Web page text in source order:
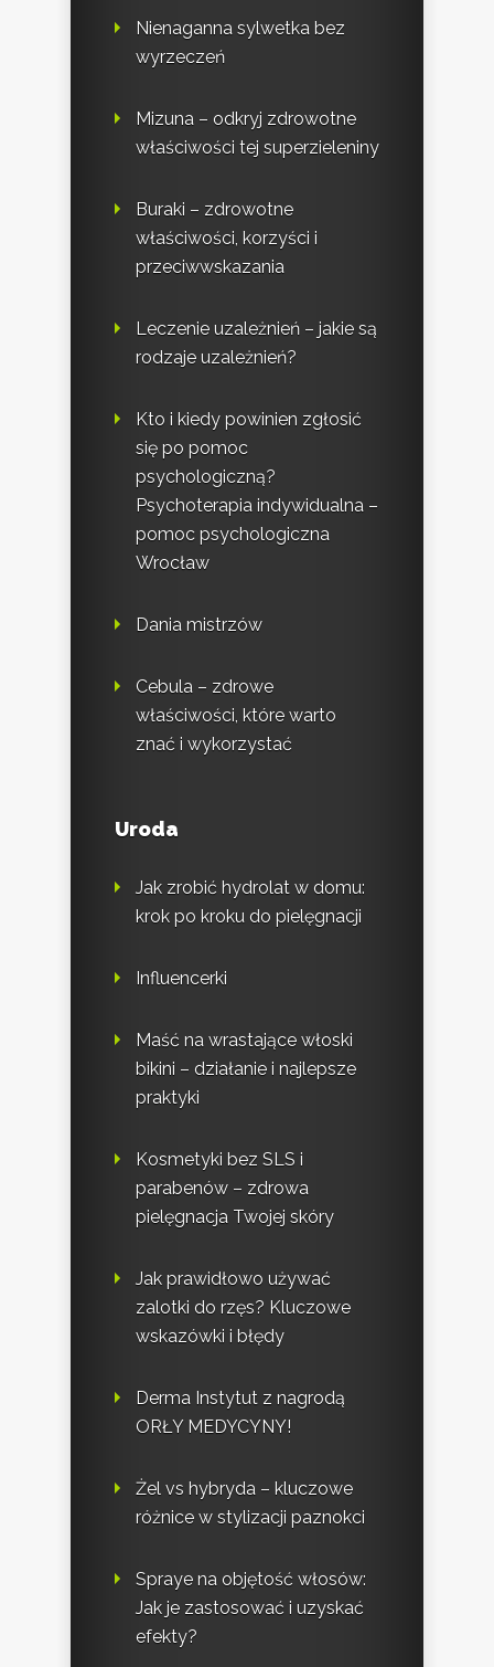
Nienaganna sylwetka bez
wyrzeczeń
Mizuna – odkryj zdrowotne
właściwości tej superzieleniny
Buraki – zdrowotne
właściwości, korzyści i
przeciwwskazania
Leczenie uzależnień – jakie są
rodzaje uzależnień?
Kto i kiedy powinien zgłosić
się po pomoc
psychologiczną?
Psychoterapia indywidualna –
pomoc psychologiczna
Wrocław
Dania mistrzów
Cebula – zdrowe
właściwości, które warto
znać i wykorzystać
Uroda
Jak zrobić hydrolat w domu:
krok po kroku do pielęgnacji
Influencerki
Maść na wrastające włoski
bikini – działanie i najlepsze
praktyki
Kosmetyki bez SLS i
parabenów – zdrowa
pielęgnacja Twojej skóry
Jak prawidłowo używać
zalotki do rzęs? Kluczowe
wskazówki i błędy
Derma Instytut z nagrodą
ORŁY MEDYCYNY!
Żel vs hybryda – kluczowe
różnice w stylizacji paznokci
Spraye na objętość włosów:
Jak je zastosować i uzyskać
efekty?